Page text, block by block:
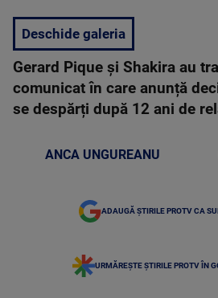
Deschide galeria
Gerard Pique și Shakira au
comunicat în care anunță
se despărți după 12 ani de
ANCA UNGUREANU
ADAUGĂ ȘTIRILE PROTV CA
URMĂREȘTE ȘTIRILE PROTV ÎN